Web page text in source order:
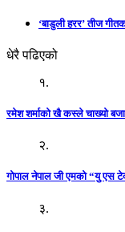
‘बाडुली हरर’ तीज
धेरै पढिएको
१.
रमेश शर्माको खै कस्ले चाख्यो
२.
गोपाल नेपाल जी एमको “यु एस
३.